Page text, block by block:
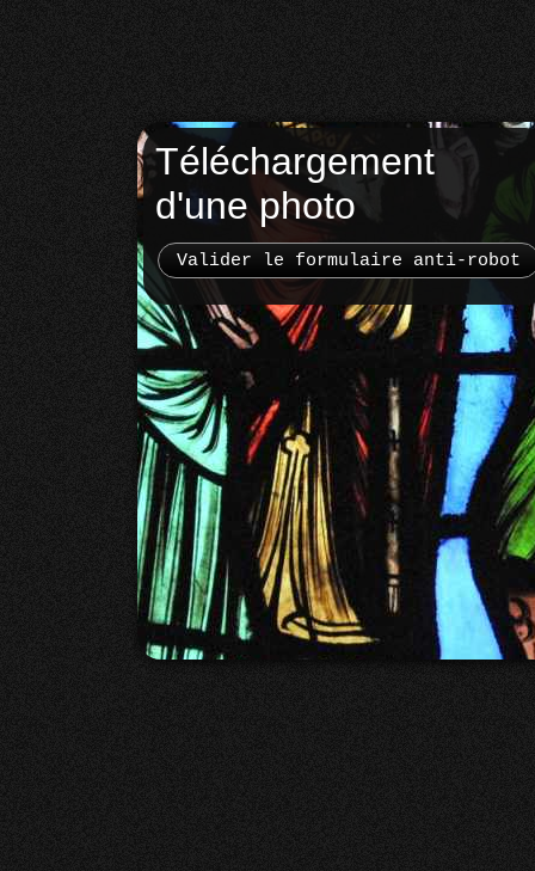
Téléchargement
d'une photo